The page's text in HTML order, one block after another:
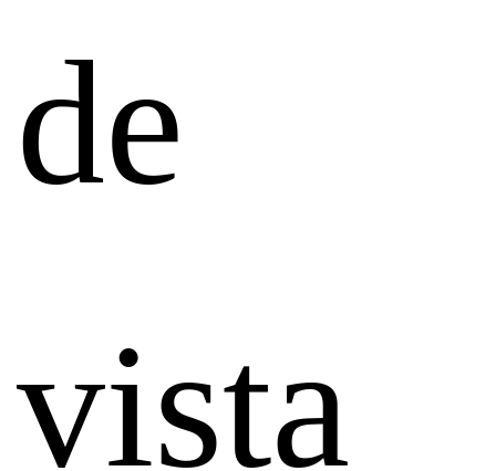
de
vista